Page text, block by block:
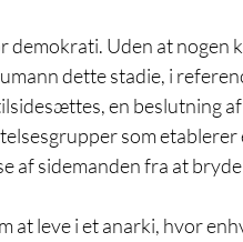
Uden at nogen
dette stadie, i
en beslutning af
som etablerer
af sidemanden fra at
at leve i et anarki, hvor